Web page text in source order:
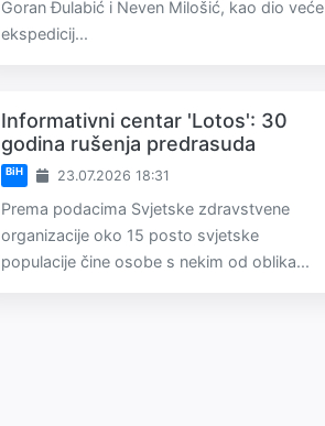
Goran Đulabić i Neven Milošić, kao dio veće
ekspedicij...
Informativni centar 'Lotos': 30
godina rušenja predrasuda
BiH 23.07.2026 18:31
Prema podacima Svjetske zdravstvene
organizacije oko 15 posto svjetske
populacije čine osobe s nekim od oblika...